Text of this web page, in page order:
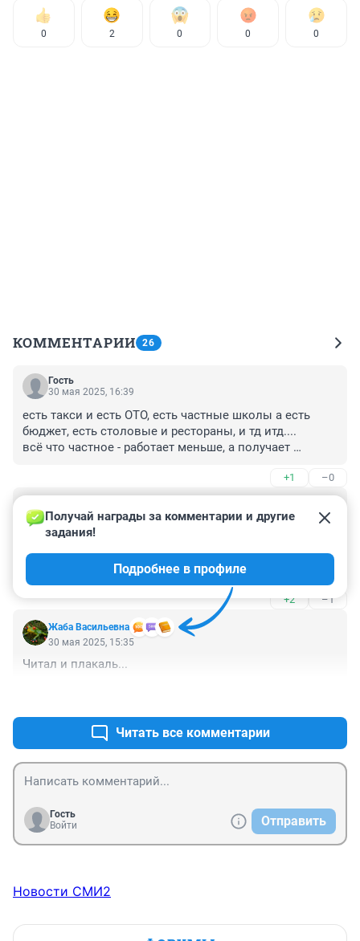
0 2 0 0 0
КОММЕНТАРИИ 26
Гость
30 мая 2025, 16:39
есть такси и есть ОТО, есть частные школы а есть
бюджет, есть столовые и рестораны, и тд итд....
всё что частное - работает меньше, а получает
продолжать их всех жалеть? мы все учавствуем в
этом обороте.
+1 –0
30 мая 2025, 16:33
переделать частников в государственные не судьба?
пусть бы государство по единой ставке выкупило все
частные клиники.
они бы стали гос-нные, врачи тоже.
нет ничего хорошего в частниках. обдирка денег
+2 –1
Жаба Васильевна
Получай награды за комментарии и другие
задания!
Подробнее в профиле
30 мая 2025, 15:35
Читал и плакаль...
Читать все комментарии
Гость
Войти
Отправить
Новости СМИ2